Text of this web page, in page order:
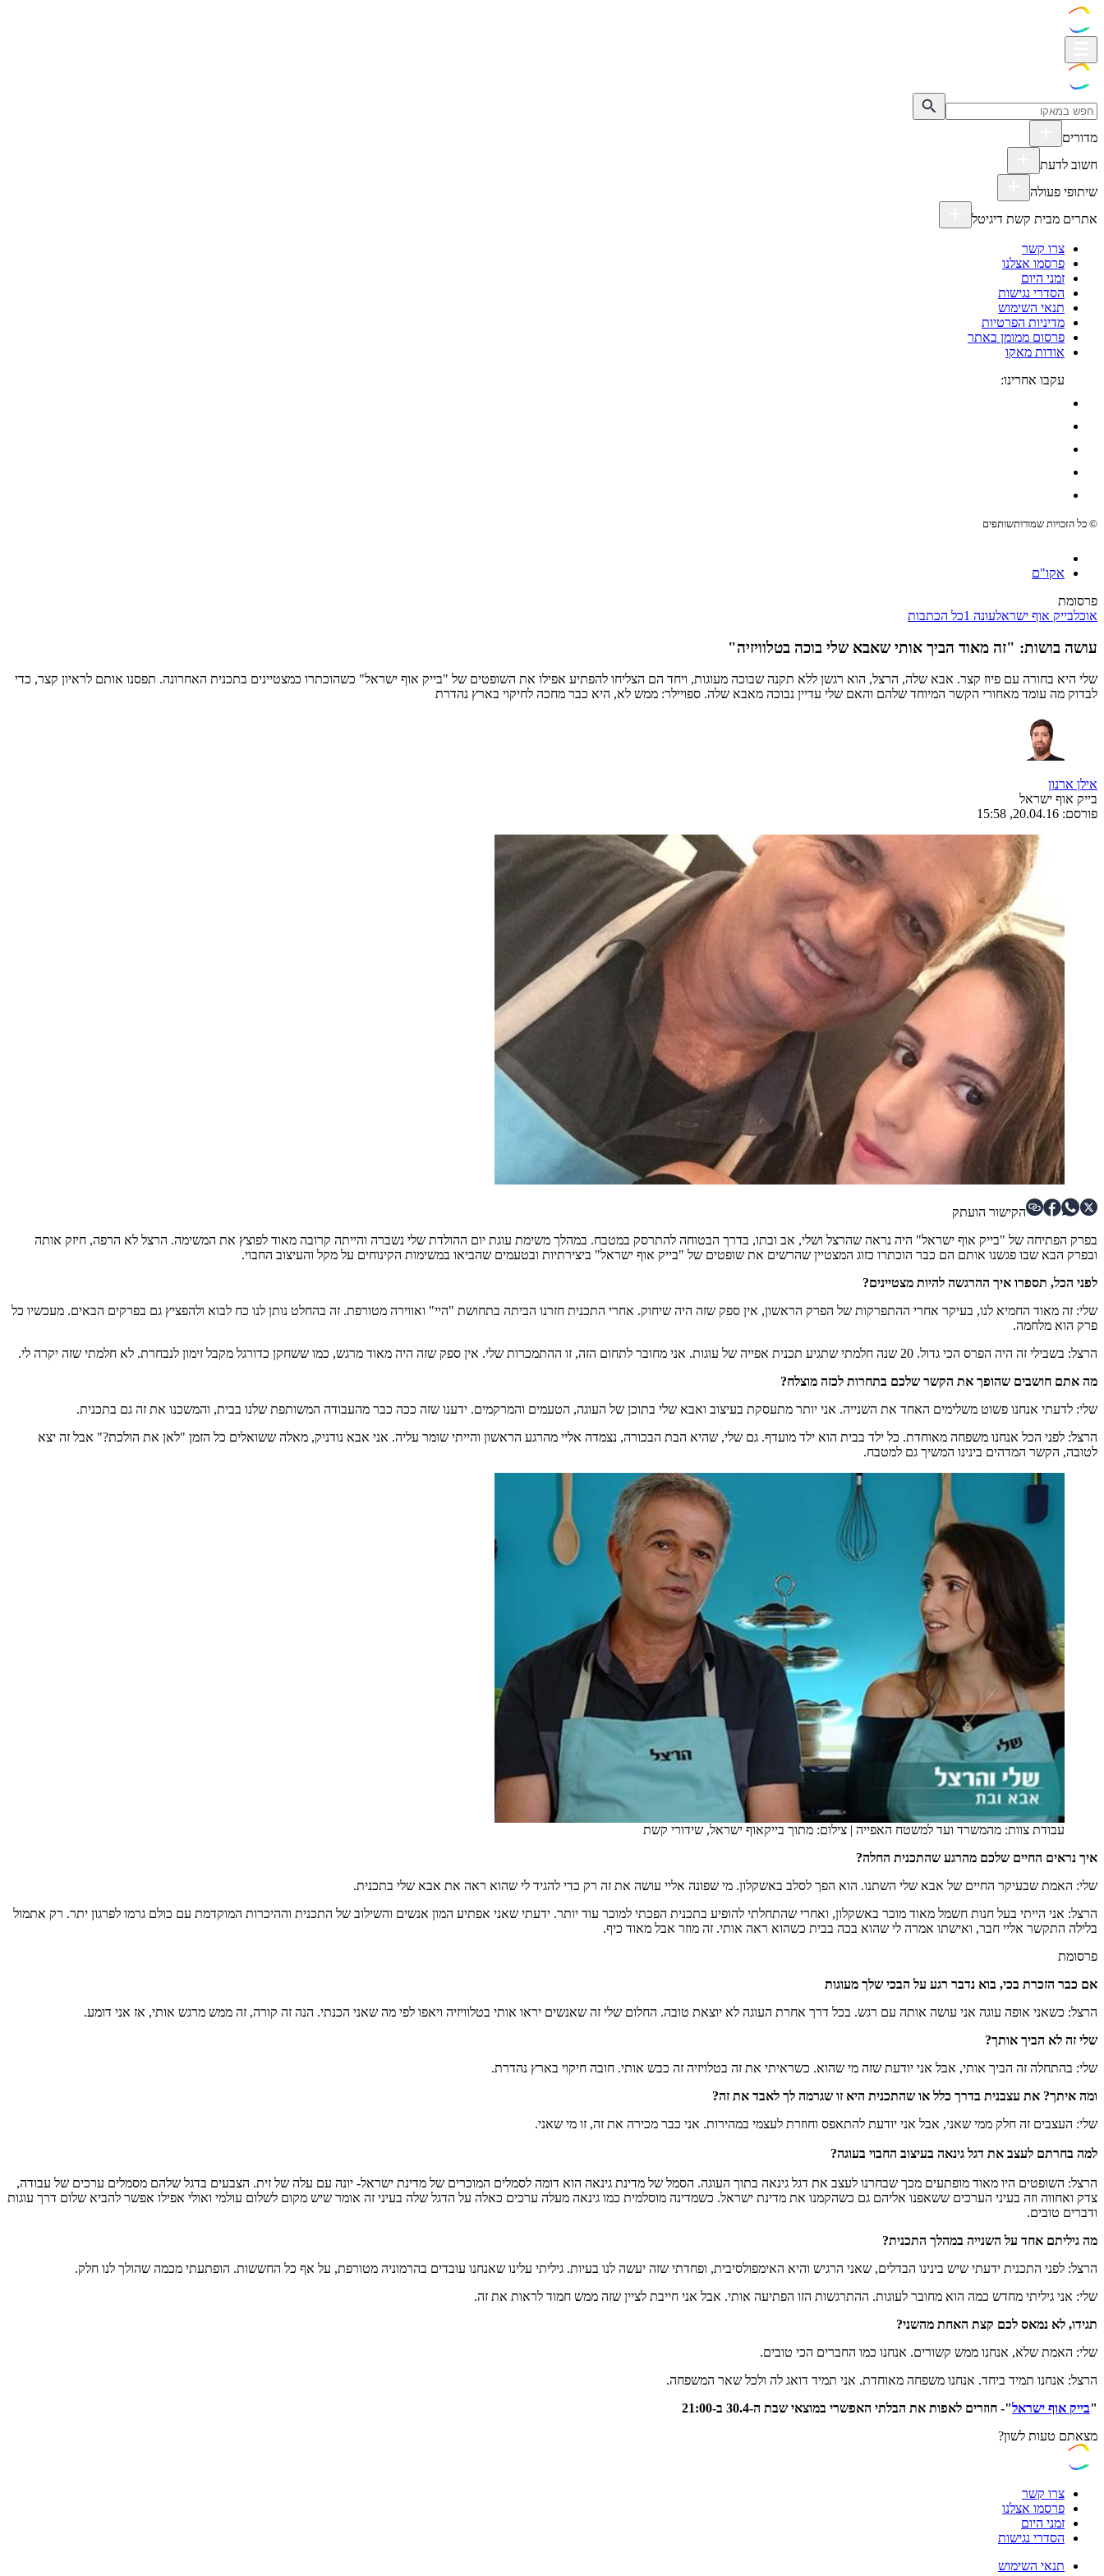
מדורים
חשוב לדעת
שיתופי פעולה
אתרים מבית קשת דיגיטל
צרו קשר
פרסמו אצלנו
זמני היום
הסדרי נגישות
תנאי השימוש
מדיניות הפרטיות
פרסום ממומן באתר
אודות מאקו
עקבו אחרינו:
© כל הזכויות שמורותשותפים
אקו"ם
פרסומת
אוכלבייק אוף ישראלעונה 1 כל הכתבות
עושה בושות: "זה מאוד הביך אותי שאבא שלי בוכה בטלוויזיה"
שלי היא בחורה עם פיוז קצר. אבא שלה, הרצל, הוא רגשן ללא תקנה שבוכה מעוגות, ויחד הם הצליחו להפתיע אפילו את השופטים של "בייק אוף ישראל" כשהוכתרו כמצטיינים בתכנית האחרונה. תפסנו אותם לראיון קצר, כדי
לבדוק מה עומד מאחורי הקשר המיוחד שלהם והאם שלי עדיין נבוכה מאבא שלה. ספויילר: ממש לא, היא כבר מחכה לחיקוי בארץ נהדרת
אילן ארנון
בייק אוף ישראל
פורסם: 20.04.16, 15:58
הקישור הועתק
בפרק הפתיחה של "בייק אוף ישראל" היה נראה שהרצל ושלי, אב ובתו, בדרך הבטוחה להתרסק במטבח. במהלך משימת עוגת יום ההולדת שלי נשברה והייתה קרובה מאוד לפוצץ את המשימה. הרצל לא הרפה, חיזק אותה
ובפרק הבא שבו פגשנו אותם הם כבר הוכתרו כזוג המצטיין שהרשים את שופטים של "בייק אוף ישראל" ביצירתיות ובטעמים שהביאו במשימות הקינוחים על מקל והעיצוב החבוי.
לפני הכל, תספרו איך ההרגשה להיות מצטיינים?
שלי: זה מאוד החמיא לנו, בעיקר אחרי ההתפרקות של הפרק הראשון, אין ספק שזה היה שיחוק. אחרי התכנית חזרנו הביתה בתחושת "היי" ואווירה מטורפת. זה בהחלט נותן לנו כח לבוא ולהפציץ גם בפרקים הבאים. מעכשיו כל
פרק הוא מלחמה.
הרצל: בשבילי זה היה הפרס הכי גדול. 20 שנה חלמתי שתגיע תכנית אפייה של עוגות. אני מחובר לתחום הזה, זו ההתמכרות שלי. אין ספק שזה היה מאוד מרגש, כמו ששחקן כדורגל מקבל זימון לנבחרת. לא חלמתי שזה יקרה לי.
מה אתם חושבים שהופך את הקשר שלכם בתחרות לכזה מוצלח?
שלי: לדעתי אנחנו פשוט משלימים האחד את השנייה. אני יותר מתעסקת בעיצוב ואבא שלי בתוכן של העוגה, הטעמים והמרקמים. ידענו שזה ככה כבר מהעבודה המשותפת שלנו בבית, והמשכנו את זה גם בתכנית.
הרצל: לפני הכל אנחנו משפחה מאוחדת. כל ילד בבית הוא ילד מועדף. גם שלי, שהיא הבת הבכורה, נצמדה אליי מהרגע הראשון והייתי שומר עליה. אני אבא נודניק, מאלה ששואלים כל הזמן "לאן את הולכת?" אבל זה יצא
לטובה, הקשר המדהים בינינו המשיך גם למטבח.
עבודת צוות: מהמשרד ועד למשטח האפייה | צילום: מתוך בייקאוף ישראל, שידורי קשת
איך נראים החיים שלכם מהרגע שהתכנית החלה?
שלי: האמת שבעיקר החיים של אבא שלי השתנו. הוא הפך לסלב באשקלון. מי שפונה אליי עושה את זה רק כדי להגיד לי שהוא ראה את אבא שלי בתכנית.
הרצל: אני הייתי בעל חנות חשמל מאוד מוכר באשקלון, ואחרי שהתחלתי להופיע בתכנית הפכתי למוכר עוד יותר. ידעתי שאני אפתיע המון אנשים והשילוב של התכנית וההיכרות המוקדמת עם כולם גרמו לפרגון יתר. רק אתמול
בלילה התקשר אליי חבר, ואישתו אמרה לי שהוא בכה בבית כשהוא ראה אותי. זה מוזר אבל מאוד כיף.
פרסומת
אם כבר הזכרת בכי, בוא נדבר רגע על הבכי שלך מעוגות
הרצל: כשאני אופה עוגה אני עושה אותה עם רגש. בכל דרך אחרת העוגה לא יוצאת טובה. החלום שלי זה שאנשים יראו אותי בטלוויזיה ויאפו לפי מה שאני הכנתי. הנה זה קורה, זה ממש מרגש אותי, אז אני דומע.
שלי זה לא הביך אותך?
שלי: בהתחלה זה הביך אותי, אבל אני יודעת שזה מי שהוא. כשראיתי את זה בטלויזיה זה כבש אותי. חובה חיקוי בארץ נהדרת.
ומה איתך? את עצבנית בדרך כלל או שהתכנית היא זו שגרמה לך לאבד את זה?
שלי: העצבים זה חלק ממי שאני, אבל אני יודעת להתאפס וחוזרת לעצמי במהירות. אני כבר מכירה את זה, זו מי שאני.
למה בחרתם לעצב את דגל גינאה בעיצוב החבוי בעוגה?
הרצל: השופטים היו מאוד מופתעים מכך שבחרנו לעצב את דגל גינאה בתוך העוגה. הסמל של מדינת גינאה הוא דומה לסמלים המוכרים של מדינת ישראל- יונה עם עלה של זית. הצבעים בדגל שלהם מסמלים ערכים של עבודה,
צדק ואחווה וזה בעיני הערכים ששאפנו אליהם גם כשהקמנו את מדינת ישראל. כשמדינה מוסלמית כמו גינאה מעלה ערכים כאלה על הדגל שלה בעיני זה אומר שיש מקום לשלום עולמי ואולי אפילו אפשר להביא שלום דרך עוגות
ודברים טובים.
מה גיליתם אחד על השנייה במהלך התכנית?
הרצל: לפני התכנית ידעתי שיש בינינו הבדלים, שאני הרגיש והיא האימפולסיבית, ופחדתי שזה יעשה לנו בעיות. גיליתי עלינו שאנחנו עובדים בהרמוניה מטורפת, על אף כל החששות. הופתעתי מכמה שהולך לנו חלק.
שלי: אני גיליתי מחדש כמה הוא מחובר לעוגות. ההתרגשות הזו הפתיעה אותי. אבל אני חייבת לציין שזה ממש חמוד לראות את זה.
תגידו, לא נמאס לכם קצת האחת מהשני?
שלי: האמת שלא, אנחנו ממש קשורים. אנחנו כמו החברים הכי טובים.
הרצל: אנחנו תמיד ביחד. אנחנו משפחה מאוחדת. אני תמיד דואג לה ולכל שאר המשפחה.
"בייק אוף ישראל"- חוזרים לאפות את הבלתי האפשרי במוצאי שבת ה-30.4 ב-21:00
מצאתם טעות לשון?
צרו קשר
פרסמו אצלנו
זמני היום
הסדרי נגישות
תנאי השימוש